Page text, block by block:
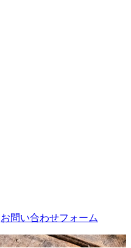
お問い合わせフォーム